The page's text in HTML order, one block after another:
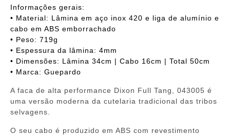
Informações gerais:
• Material: Lâmina em aço inox 420 e liga de alumínio e
cabo em ABS emborrachado
• Peso: 719g
• Espessura da lâmina: 4mm
• Dimensões: Lâmina 34cm | Cabo 16cm | Total 50cm
• Marca: Guepardo
A faca de alta performance Dixon Full Tang, 043005 é
uma versão moderna da cutelaria tradicional das tribos
selvagens.
O seu cabo é produzido em ABS com revestimento